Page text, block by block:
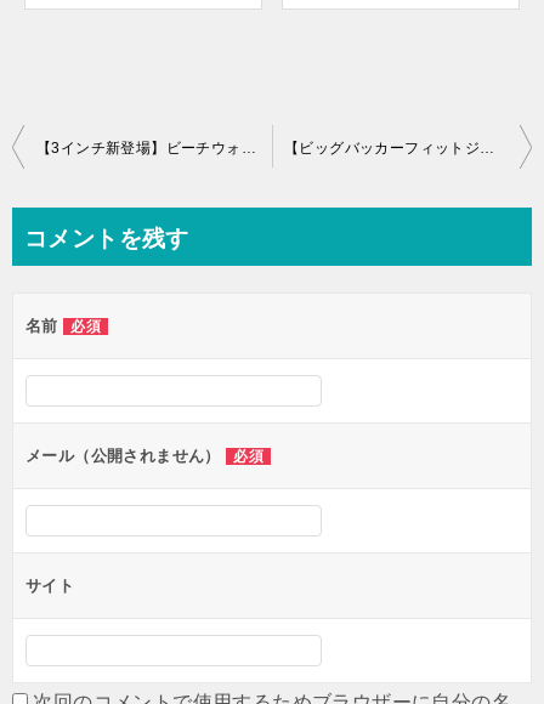
投
ビ
ー
シ
ョ
ン
【3インチ新登場】ビーチウォーカーハウルに新サイズ！食い渋り時の救世主！ 【ビッグバッカーフィットジグ】SLS専用ジグは〝目力フック〟搭載！
コメントを残す
名前 必須
メール（公開されません） 必須
サイト